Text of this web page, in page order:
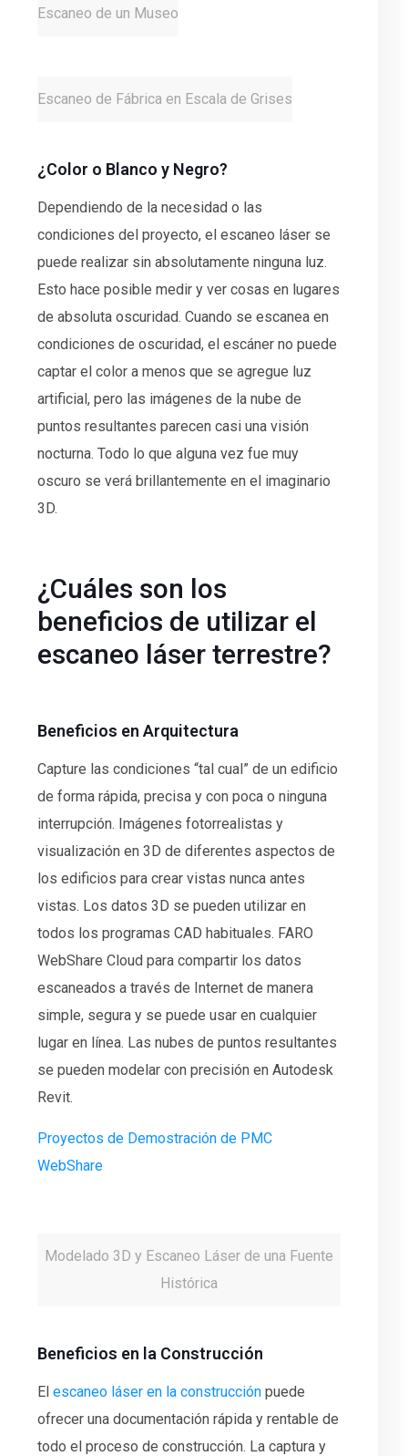
Escaneo de un Museo
Escaneo de Fábrica en Escala de Grises
¿Color o Blanco y Negro?
Dependiendo de la necesidad o las
condiciones del proyecto, el escaneo láser se
puede realizar sin absolutamente ninguna luz.
Esto hace posible medir y ver cosas en lugares
de absoluta oscuridad. Cuando se escanea en
condiciones de oscuridad, el escáner no puede
captar el color a menos que se agregue luz
artificial, pero las imágenes de la nube de
puntos resultantes parecen casi una visión
nocturna. Todo lo que alguna vez fue muy
oscuro se verá brillantemente en el imaginario
3D.
¿Cuáles son los
beneficios de utilizar el
escaneo láser terrestre?
Beneficios en Arquitectura
Capture las condiciones “tal cual” de un edificio
de forma rápida, precisa y con poca o ninguna
interrupción. Imágenes fotorrealistas y
visualización en 3D de diferentes aspectos de
los edificios para crear vistas nunca antes
vistas. Los datos 3D se pueden utilizar en
todos los programas CAD habituales. FARO
WebShare Cloud para compartir los datos
escaneados a través de Internet de manera
simple, segura y se puede usar en cualquier
lugar en línea. Las nubes de puntos resultantes
se pueden modelar con precisión en Autodesk
Revit.
Proyectos de Demostración de PMC
WebShare
Modelado 3D y Escaneo Láser de una Fuente
Histórica
Beneficios en la Construcción
Elescaneo láser en la construcción puede
ofrecer una documentación rápida y rentable de
todo el proceso de construcción. La captura y